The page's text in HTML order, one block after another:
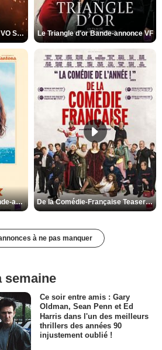
L'Odyssée Bande-annonce VO STFR Le Triangle d'or Bande-annonce VF
Les Matins merveilleux Bande-annonce VF De la Comédie-Française Teaser VF
à ne pas manquer
semaine
Ce soir entre amis : Gary
Oldman, Sean Penn et Ed
Harris dans l'un des meilleurs
thrillers des années 90
injustement oublié !